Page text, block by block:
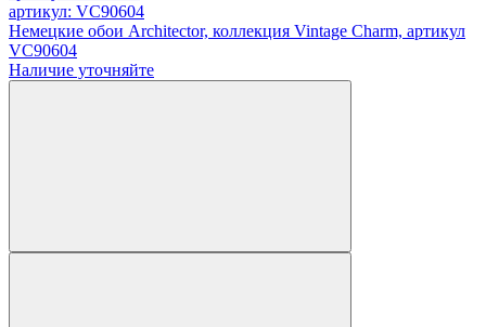
артикул: VC90604
Немецкие обои Architector, коллекция Vintage Charm, артикул
VC90604
Наличие уточняйте